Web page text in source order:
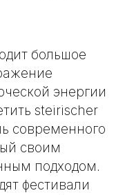
большое
энергии
steirischer
современного
своим
подходом.
фестивали